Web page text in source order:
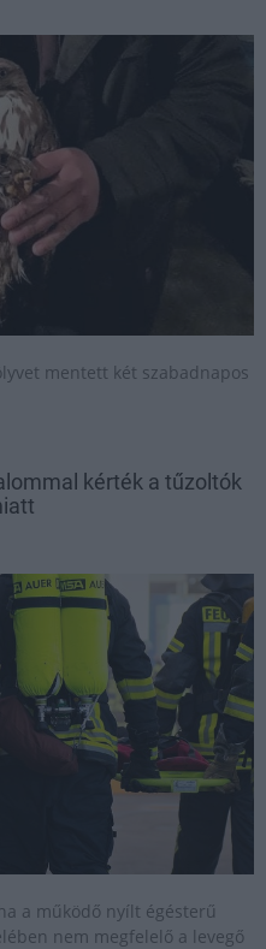
mentett két szabadnapos
kérték a tűzoltók
a működő nyílt égésterű
nem megfelelő a levegő